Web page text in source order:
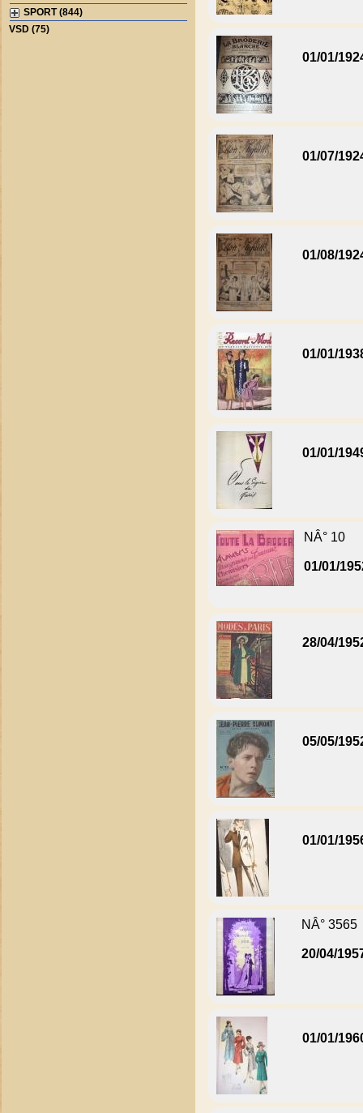
SPORT (844)
VSD (75)
01/01/
01/07/
01/08/
01/01/
01/01/
NÂ° 10
01/01/
28/04/
05/05/
01/01/
NÂ° 3565
20/04/
01/01/